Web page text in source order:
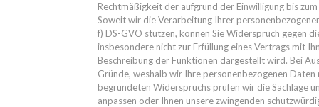
Rechtmäßigkeit der aufgrund der Einwilligung bis
Soweit wir die Verarbeitung Ihrer
f) DS-GVO stützen, können Sie Widerspruch gegen
insbesondere nicht zur Erfüllung eines Vertrags mit
Beschreibung der Funktionen dargestellt wird. Bei
Gründe, weshalb wir Ihre personenbezogenen
begründeten Widerspruchs prüfen wir die Sachlage
anpassen oder Ihnen unsere zwingenden